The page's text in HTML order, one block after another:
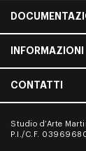
INFORMAZIONI
CONTATTI
Studio d’Arte
P.I./C.F.